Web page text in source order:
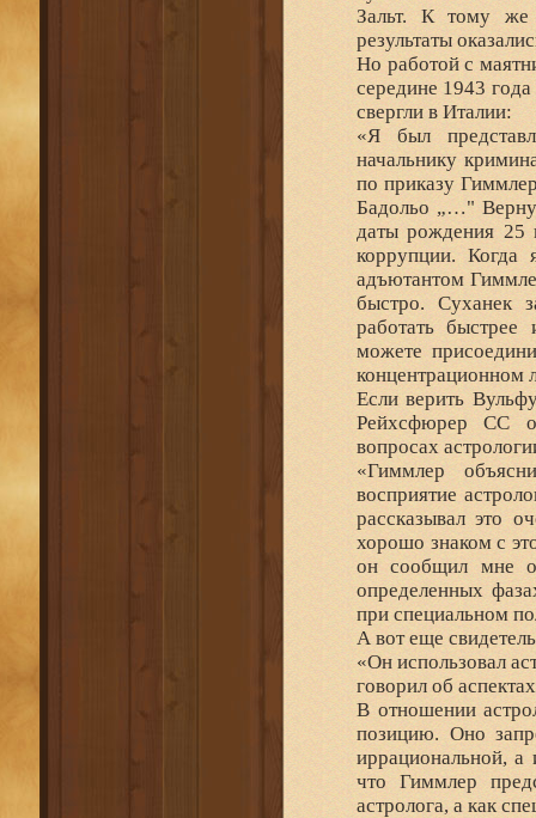
Зальт. К тому же
результаты
Но работой с
середине 1943
свергли в Италии:
«Я был
начальнику
по приказу
Бадольо „…"
даты рождения 25
коррупции. Когда
адъютантом
быстро. Суханек
работать
можете
концентрационном
Если верить
Рейхсфюрер СС
вопросах
«Гиммлер
восприятие
рассказывал это
хорошо знаком с
он сообщил мне
определенных
при специальном
А вот еще
«Он использовал
говорил об
В отношении
позицию. Оно
иррациональной, а
что Гиммлер
астролога, а как